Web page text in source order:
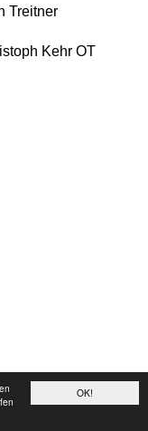
OK!
Treitner
Kehr OT